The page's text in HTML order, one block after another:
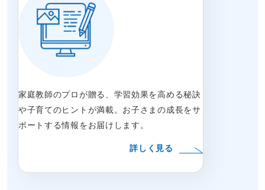
家庭教師のプロが贈る、学習効果を高める秘訣
や子育てのヒントが満載。お子さまの成長をサ
ポートする情報をお届けします。
詳しく見る